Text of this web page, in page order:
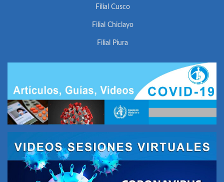
Filial Cusco
Filial Chiclayo
Filial Piura